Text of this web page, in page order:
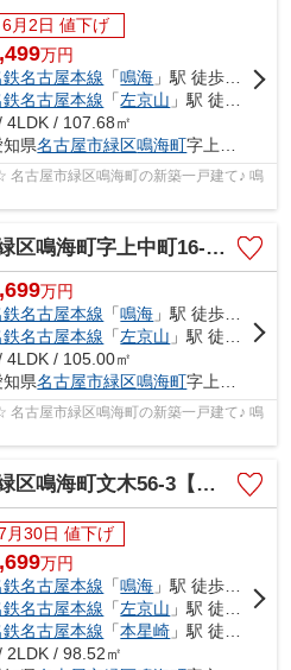
6月2日 値下げ
万円
鉄名古屋本線 「鳴海 」駅 徒歩8分
鉄名古屋本線 「左京山 」駅 徒歩16分
4LDK / 107.68㎡
知県名古屋市緑区鳴海町字上中町16-7
屋市緑区鳴海町の新築一戸建て♪ 鳴
中町16-7【仲介手数料無料】新築一戸建て 3号棟
万円
鉄名古屋本線 「鳴海 」駅 徒歩8分
鉄名古屋本線 「左京山 」駅 徒歩16分
4LDK / 105.00㎡
知県名古屋市緑区鳴海町字上中町16-7
屋市緑区鳴海町の新築一戸建て♪ 鳴
56-3【仲介手数料無料】新築一戸建て 1号棟
月30日 値下げ
万円
鉄名古屋本線 「鳴海 」駅 徒歩16分
鉄名古屋本線 「左京山 」駅 徒歩21分
鉄名古屋本線 「本星崎 」駅 徒歩28分
2LDK / 98.52㎡